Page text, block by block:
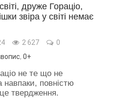
друже Гораціо,
звіра у світі немає
2 627
0
, 0+
не те що не
навпаки, повністю
твердження.